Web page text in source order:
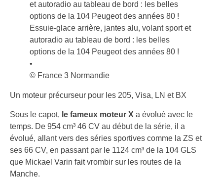
Essuie-glace arrière, jantes alu, volant sport et
autoradio au tableau de bord : les belles
options de la 104 Peugeot des années 80 !
•
© France 3 Normandie
Un moteur précurseur pour les 205, Visa, LN et BX
Sous le capot, le fameux moteur X a évolué avec le
temps. De 954 cm³ 46 CV au début de la série, il a
évolué, allant vers des séries sportives comme la ZS et
ses 66 CV, en passant par le 1124 cm³ de la 104 GLS
que Mickael Varin fait vrombir sur les routes de la
Manche.